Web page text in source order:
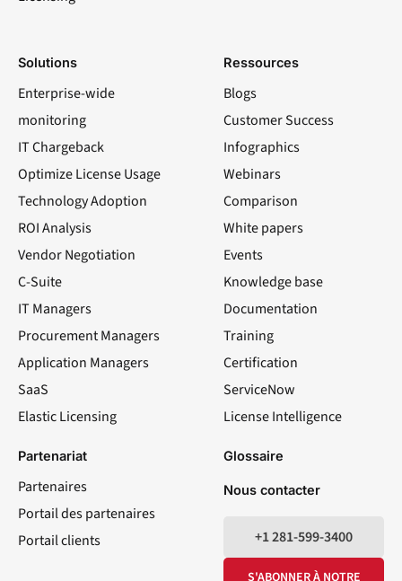
Solutions
Enterprise-wide
monitoring
IT Chargeback
Optimize License Usage
Technology Adoption
ROI Analysis
Vendor Negotiation
C-Suite
IT Managers
Procurement Managers
Application Managers
SaaS
Elastic Licensing
Ressources
Blogs
Customer Success
Infographics
Webinars
Comparison
White papers
Events
Knowledge base
Documentation
Training
Certification
ServiceNow
License Intelligence
Partenariat
Partenaires
Portail des partenaires
Portail clients
Glossaire
Nous contacter
+1 281-599-3400